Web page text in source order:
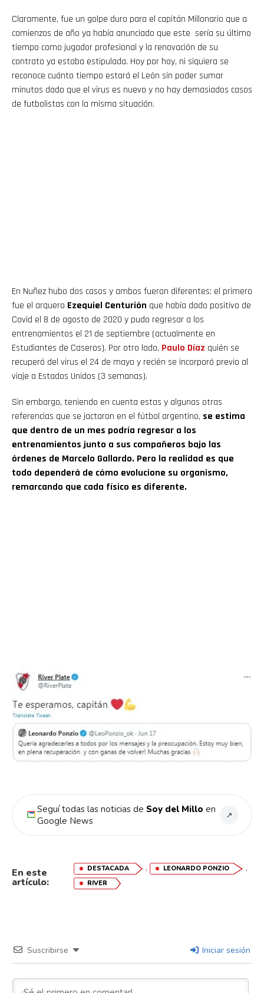
Claramente, fue un golpe duro para el capitán Millonario que a
comienzos de año ya había anunciado que este sería su último
tiempo como jugador profesional y la renovación de su
contrato ya estaba estipulada. Hoy por hoy, ni siquiera se
reconoce cuánto tiempo estará el León sin poder sumar
minutos dado que el virus es nuevo y no hay demasiados casos
de futbolistas con la misma situación.
En Nuñez hubo dos casos y ambos fueron diferentes: el primero
fue el arquero Ezequiel Centurión que había dado positivo de
Covid el 8 de agosto de 2020 y pudo regresar a los
entrenamientos el 21 de septiembre (actualmente en
Estudiantes de Caseros). Por otro lado, Paulo Díaz quién se
recuperó del virus el 24 de mayo y recién se incorporó previo al
viaje a Estados Unidos (3 semanas).
Sin embargo, teniendo en cuenta estas y algunas otras
referencias que se jactaron en el fútbol argentino, se estima
que dentro de un mes podría regresar a los
entrenamientos junto a sus compañeros bajo las
órdenes de Marcelo Gallardo. Pero la realidad es que
todo dependerá de cómo evolucione su organismo,
remarcando que cada físico es diferente.
Seguí todas las noticias de Soy del Millo en
Google News
↗
En este
artículo:
DESTACADA , LEONARDO PONZIO ,
RIVER
Suscribirse Iniciar sesión